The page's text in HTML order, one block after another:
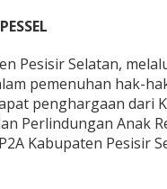
Pesisir Selatan,
pemenuhan hak-
penghargaan dari
Perlindungan Anak
Kabupaten Pesisir